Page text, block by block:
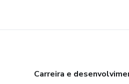
Carreira e